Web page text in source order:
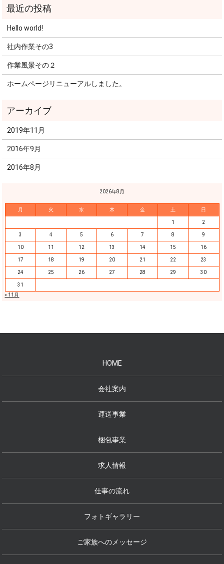
Hello world!
社内作業その3
作業風景その２
ホームページリニューアルしました。
2019年11月
2016年9月
2016年8月
2026年8月
月 火 水 木 金 土 日
1 2
3 4 5 6 7 8 9
10 11 12 13 14 15 16
17 18 19 20 21 22 23
24 25 26 27 28 29 30
31
« 11月
HOME
会社案内
運送事業
梱包事業
求人情報
仕事の流れ
フォトギャラリー
ご家族へのメッセージ